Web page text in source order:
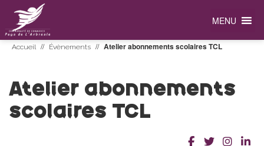
MENU
Accueil // Évènements // Atelier abonnements scolaires TCL
Atelier abonnements
scolaires TCL